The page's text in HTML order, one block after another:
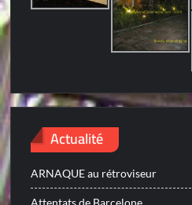
Actualité
ARNAQUE au rétroviseur
Attentats de Barcelone